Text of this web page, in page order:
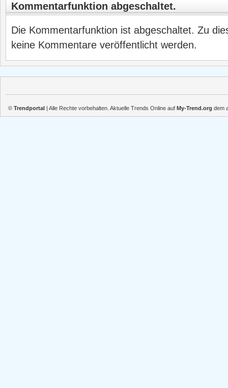
Kommentarfunktion abgeschaltet.
Die Kommentarfunktion ist abgeschaltet. Zu
keine Kommentare veröffentlicht werden.
© Trendportal | Alle Rechte vorbehalten. Aktuelle Trends Online auf My-Trend.org dem